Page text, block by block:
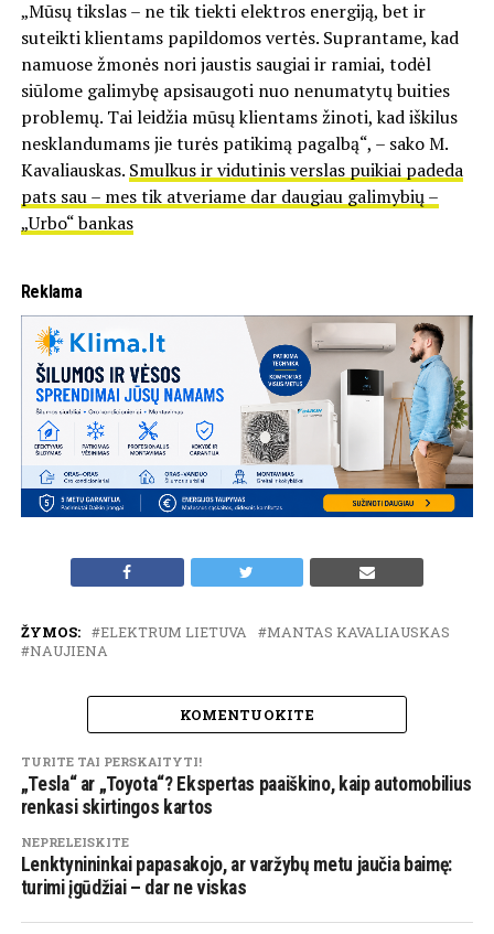
„Mūsų tikslas – ne tik tiekti elektros energiją, bet ir
suteikti klientams papildomos vertės. Suprantame, kad
namuose žmonės nori jaustis saugiai ir ramiai, todėl
siūlome galimybę apsisaugoti nuo nenumatytų buities
problemų. Tai leidžia mūsų klientams žinoti, kad iškilus
nesklandumams jie turės patikimą pagalbą“, – sako M.
Kavaliauskas. Smulkus ir vidutinis verslas puikiai padeda
pats sau – mes tik atveriame dar daugiau galimybių –
„Urbo“ bankas
Reklama
ŽYMOS: ELEKTRUM LIETUVA
MANTAS KAVALIAUSKAS
NAUJIENA
KOMENTUOKITE
TURITE TAI PERSKAITYTI!
„Tesla“ ar „Toyota“? Ekspertas paaiškino, kaip automobilius
renkasi skirtingos kartos
NEPRELEISKITE
Lenktynininkai papasakojo, ar varžybų metu jaučia baimę:
turimi įgūdžiai – dar ne viskas